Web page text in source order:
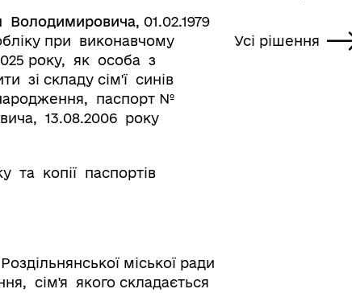
Володимировича, 01.02.1979
при виконавчому
року, як особа з
зі складу сім'ї синів
паспорт №
13.08.2006 року
та копії паспортів
міської ради
сім'я якого складається
Усі рішення